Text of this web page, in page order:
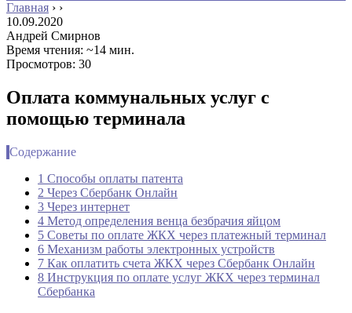
Главная › ›
10.09.2020
Андрей Смирнов
Время чтения: ~14 мин.
Просмотров: 30
Оплата коммунальных услуг с
помощью терминала
Содержание
1 Способы оплаты патента
2 Через Сбербанк Онлайн
3 Через интернет
4 Метод определения венца безбрачия яйцом
5 Советы по оплате ЖКХ через платежный терминал
6 Механизм работы электронных устройств
7 Как оплатить счета ЖКХ через Сбербанк Онлайн
8 Инструкция по оплате услуг ЖКХ через терминал
Сбербанка